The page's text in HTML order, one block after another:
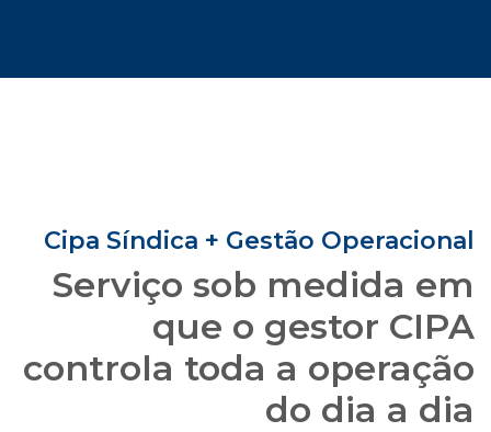
Cipa Síndica + Gestão Operacional
Serviço sob medida em
que o gestor CIPA
controla toda a operação
do dia a dia